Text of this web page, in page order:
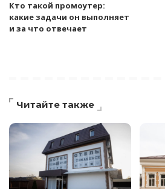
Кто такой промоутер:
какие задачи он выполняет
и за что отвечает
Читайте также